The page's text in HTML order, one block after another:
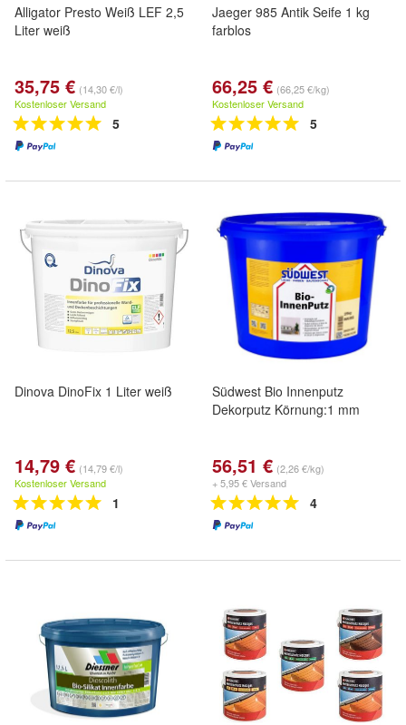
Alligator Presto Weiß LEF 2,5
Liter weiß
35,75 € (14,30 €/l)
Kostenloser Versand
5
Jaeger 985 Antik Seife 1 kg
farblos
66,25 € (66,25 €/kg)
Kostenloser Versand
5
Dinova DinoFix 1 Liter weiß
14,79 € (14,79 €/l)
Kostenloser Versand
1
Südwest Bio Innenputz
Dekorputz Körnung:1 mm
56,51 € (2,26 €/kg)
+ 5,95 € Versand
4